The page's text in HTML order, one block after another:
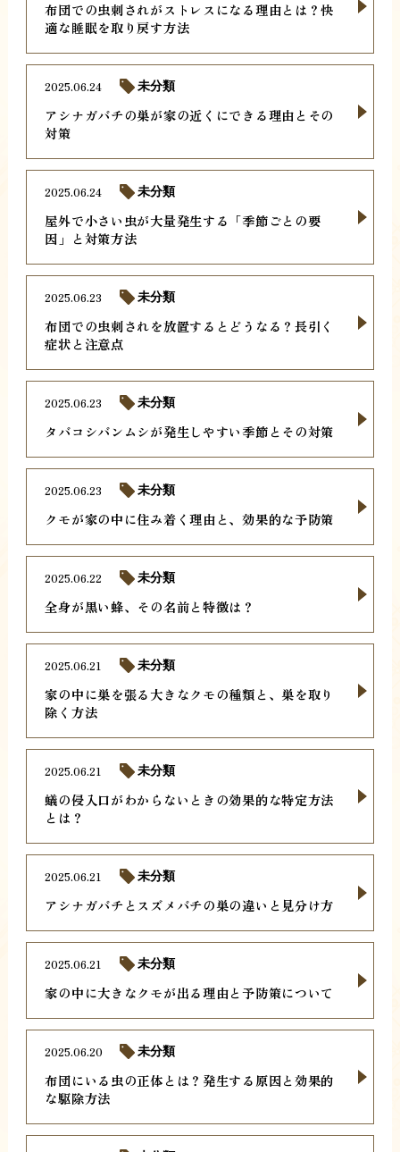
布団での虫刺されがストレスになる理由とは？快
適な睡眠を取り戻す方法
アシナガバチの巣が家の近くにできる理由とその
対策
2025.06.24 未分類
屋外で小さい虫が大量発生する「季節ごとの要
因」と対策方法
2025.06.24 未分類
布団での虫刺されを放置するとどうなる？長引く
症状と注意点
2025.06.23 未分類
タバコシバンムシが発生しやすい季節とその対策
2025.06.23 未分類
クモが家の中に住み着く理由と、効果的な予防策
2025.06.23 未分類
全身が黒い蜂、その名前と特徴は？
2025.06.22 未分類
家の中に巣を張る大きなクモの種類と、巣を取り
除く方法
2025.06.21 未分類
蟻の侵入口がわからないときの効果的な特定方法
とは？
2025.06.21 未分類
アシナガバチとスズメバチの巣の違いと見分け方
2025.06.21 未分類
家の中に大きなクモが出る理由と予防策について
2025.06.21 未分類
布団にいる虫の正体とは？発生する原因と効果的
な駆除方法
2025.06.20 未分類